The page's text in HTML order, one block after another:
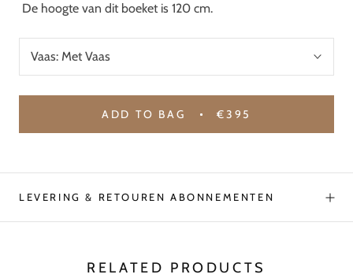
De hoogte van dit boeket is 120 cm.
Vaas: Met Vaas
ADD TO BAG €395
LEVERING & RETOUREN ABONNEMENTEN
RELATED PRODUCTS